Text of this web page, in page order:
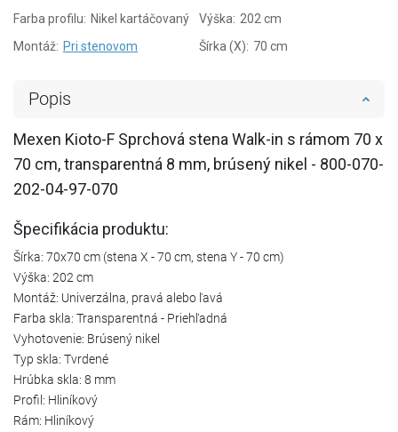
Farba profilu: Nikel kartáčovaný Výška: 202 cm
Montáž: Pri stenovom Šírka (X): 70 cm
Popis
Mexen Kioto-F Sprchová stena Walk-in s rámom 70 x
70 cm, transparentná 8 mm, brúsený nikel - 800-070-
202-04-97-070
Špecifikácia produktu:
Šírka: 70x70 cm (stena X - 70 cm, stena Y - 70 cm)
Výška: 202 cm
Montáž: Univerzálna, pravá alebo ľavá
Farba skla: Transparentná - Priehľadná
Vyhotovenie: Brúsený nikel
Typ skla: Tvrdené
Hrúbka skla: 8 mm
Profil: Hliníkový
Rám: Hliníkový